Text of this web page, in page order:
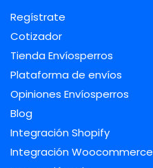
Regístrate
Cotizador
Tienda Envíosperros
Plataforma de envíos
Opiniones Envíosperros
Blog
Integración Shopify
Integración Woocommerce